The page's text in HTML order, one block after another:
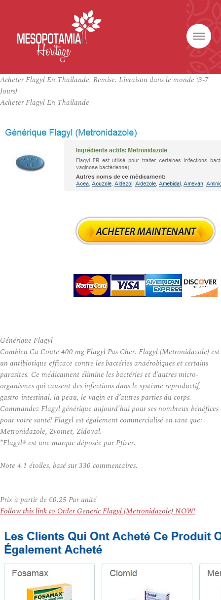
Acheter Flagyl En Thailande. Remise. Livraison dans le monde (3-7
Jours)
Acheter Flagyl En Thailande
Générique Flagyl
Combien Ca Coute 400 mg Flagyl Pas Cher. Flagyl (Metronidazole) est
un antibiotique efficace contre les bactéries anaérobiques et certains
parasites. Ce médicament élimine les bactéries et d’autres micro-
organismes qui causent des infections dans le système reproductif,
gastro-intestinal, la peau, le vagin et d’autres parties du corps.
Commandez Flagyl générique aujourd’hui pour ses nombreux bénéfices
pour votre santé! Flagyl est également commercialisé en tant que:
Metronidazole, Zyomet, Zidoval.
*Flagyl® est une marque déposée par Pfizer.
Note 4.1 étoiles, basé sur330 commentaires.
Prix à partir de €0.25 Par unité
Follow this link to Order Generic Flagyl (Metronidazole) NOW!